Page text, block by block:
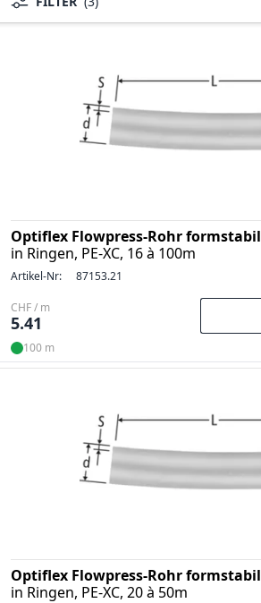
Optiflex Flowpress-Rohr formstabil
in Ringen, PE-XC, 16 à 100m
Artikel-Nr: 87153.21
CHF / m
5.41
100 m
Optiflex Flowpress-Rohr formstabil
in Ringen, PE-XC, 20 à 50m